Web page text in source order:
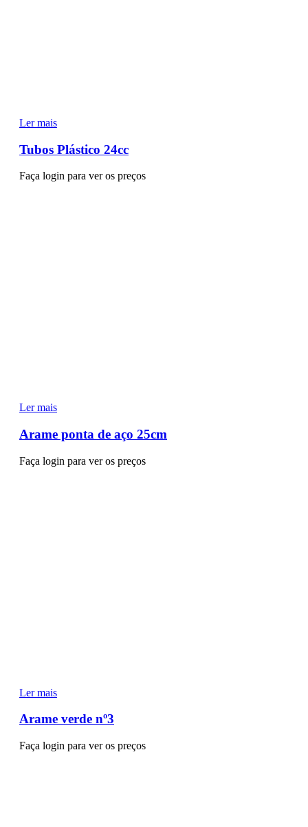
Ler mais
Tubos Plástico 24cc
Faça login para ver os preços
Ler mais
Arame ponta de aço 25cm
Faça login para ver os preços
Ler mais
Arame verde nº3
Faça login para ver os preços